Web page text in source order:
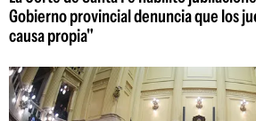
Gobierno provincial denuncia que los
causa propia"